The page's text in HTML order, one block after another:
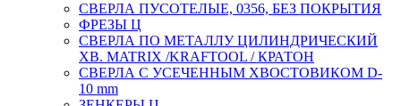
СВЕРЛА ПУСОТЕЛЫЕ, 0356, БЕЗ ПОКРЫТИЯ
ФРЕЗЫ Ц
СВЕРЛА ПО МЕТАЛЛУ ЦИЛИНДРИЧЕСКИЙ
ХВ. MATRIX /KRAFTOOL / КРАТОН
СВЕРЛА С УСЕЧЕННЫМ ХВОСТОВИКОМ D-
10 mm